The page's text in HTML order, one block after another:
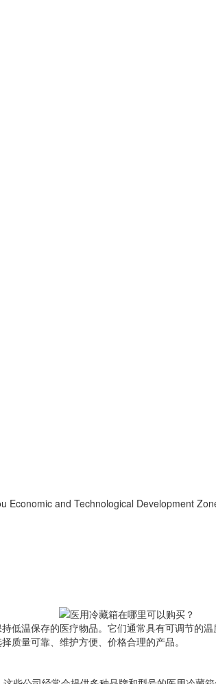
Economic and Technological Development
低温保存的医疗物品。它们通常具有可调节的
质量可靠、维护方便、价格合理的产品。